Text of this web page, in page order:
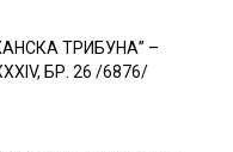
ТРИБУНА” –
БР. 26 /6876/